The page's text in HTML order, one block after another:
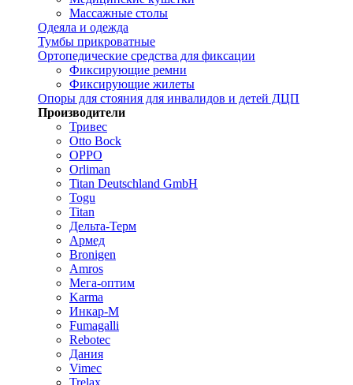
Массажные столы
Одеяла и одежда
Тумбы прикроватные
Ортопедические средства для фиксации
Фиксирующие ремни
Фиксирующие жилеты
Опоры для стояния для инвалидов и детей ДЦП
Производители
Тривес
Otto Bock
OPPO
Orliman
Titan Deutschland GmbH
Togu
Titan
Дельта-Терм
Армед
Bronigen
Amros
Мега-оптим
Karma
Инкар-М
Fumagalli
Rebotec
Дания
Vimec
Trelax